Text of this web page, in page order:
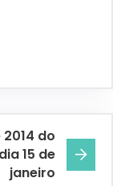
do
15 de
janeiro